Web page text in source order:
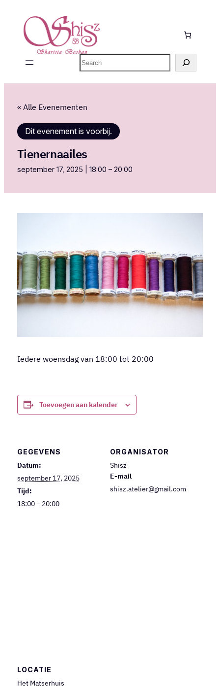
Zoeken
« Alle Evenementen
Dit evenement is voorbij.
Tienernaailes
september 17, 2025 | 18:00 – 20:00
Iedere woensdag van 18:00 tot 20:00
Toevoegen aan kalender
GEGEVENS
Datum:
september 17, 2025
Tijd:
18:00 – 20:00
ORGANISATOR
Shisz
E-mail
shisz.atelier@gmail.com
LOCATIE
Het Matserhuis